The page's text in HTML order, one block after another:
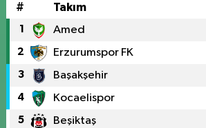
# Takım
1 Amed
2 Erzurumspor FK
3 Başakşehir
4 Kocaelispor
5 Beşiktaş